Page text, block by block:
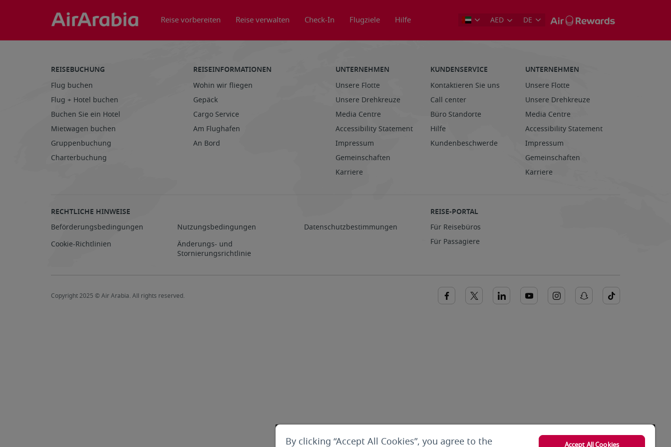
AED DE
Reise vorbereiten Reise verwalten Check-In Flugziele Hilfe
REISEBUCHUNG
Flug buchen
Flug + Hotel buchen
Buchen Sie ein Hotel
Mietwagen buchen
Gruppenbuchung
Charterbuchung
REISEINFORMATIONEN
Wohin wir fliegen
Gepäck
Cargo Service
Am Flughafen
An Bord
UNTERNEHMEN
Unsere Flotte
Unsere Drehkreuze
Media Centre
Accessibility Statement
Impressum
Gemeinschaften
Karriere
KUNDENSERVICE
Kontaktieren Sie uns
Call center
Büro Standorte
Hilfe
Kundenbeschwerde
UNTERNEHMEN
Unsere Flotte
Unsere Drehkreuze
Media Centre
Accessibility Statement
Impressum
Gemeinschaften
Karriere
RECHTLICHE HINWEISE
Beförderungsbedingungen
Nutzungsbedingungen
Datenschutzbestimmungen
Cookie-Richtlinien
Änderungs- und
Stornierungsrichtlinie
REISE-PORTAL
Für Reisebüros
Für Passagiere
Copyright 2025 © Air Arabia. All rights reserved.
By clicking “Accept All Cookies”, you agree to the Accept All Cookies